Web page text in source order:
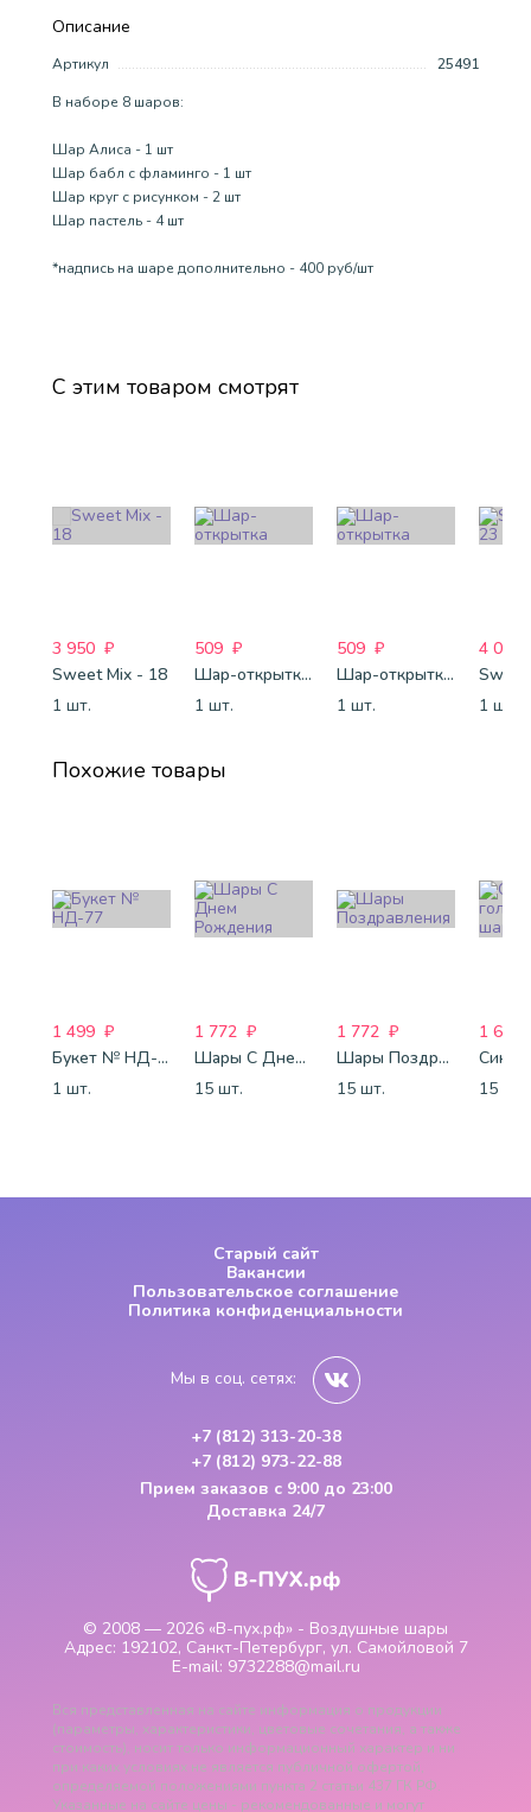
Описание
Артикул
25491
В наборе 8 шаров:
Шар Алиса - 1 шт
Шар бабл с фламинго - 1 шт
Шар круг с рисунком - 2 шт
Шар пастель - 4 шт
*надпись на шаре дополнительно - 400 руб/шт
С этим товаром смотрят
3 950 ₽
Sweet Mix - 18
1 шт.
509 ₽
Шар-открытка "Сердце" (45 см) - 2
1 шт.
509 ₽
Шар-открытка "Звезда" (45 см) - 1
1 шт.
4 088
1 шт.
Похожие товары
1 499 ₽
Букет № НД-77
1 шт.
1 772 ₽
Шары С Днем Рождения
15 шт.
1 772 ₽
Шары Поздравления
15 шт.
1 688
15 шт.
© 2008 — 2026 «В-пух.рф» - Воздушные шары
Адрес: 192102, Санкт-Петербург, ул. Самойловой 7
E-mail: 9732288@mail.ru
Старый сайт
Вакансии
Пользовательское соглашение
Политика конфиденциальности
Мы в соц. сетях:
+7 (812) 313-20-38
+7 (812) 973-22-88
Прием заказов с 9:00 до 23:00
Доставка 24/7
Вся представленная на сайте информация о продукции
(параметры, характеристики, цветовые сочетания, а также
стоимость), носит только информационный характер и ни
при каких условиях не является публичной офертой,
определяемой положениями пункта 2 статьи 437 ГК РФ.
Указанные на сайте цены - рекомендованные и могут